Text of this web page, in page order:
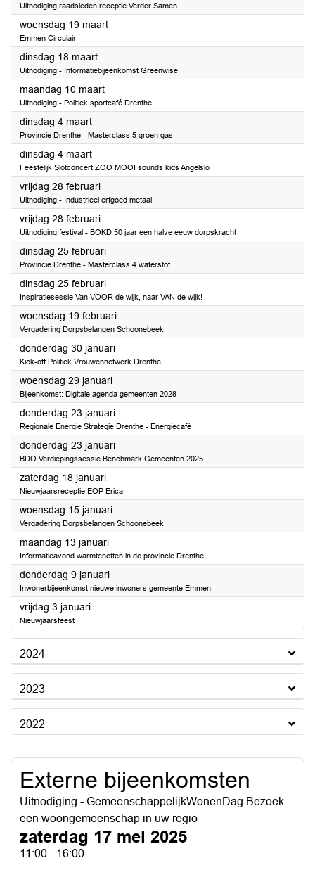
Uitnodiging raadsleden receptie Verder Samen
woensdag 19 maart2025
Emmen Circulair
dinsdag 18 maart2025
Uitnodiging - Informatiebijeenkomst Greenwise
maandag 10 maart2025
Uitnodiging - Politiek sportcafé Drenthe
dinsdag 4 maart2025
Provincie Drenthe - Masterclass 5 groen gas
dinsdag 4 maart2025
Feestelijk Slotconcert ZOO MOOI sounds kids Angelslo
vrijdag 28 februari2025
Uitnodiging - Industrieel erfgoed metaal
vrijdag 28 februari2025
Uitnodiging festival - BOKD 50 jaar een halve eeuw dorpskracht
dinsdag 25 februari2025
Provincie Drenthe - Masterclass 4 waterstof
dinsdag 25 februari2025
Inspiratiesessie Van VOOR de wijk, naar VAN de wijk!
woensdag 19 februari2025
Vergadering Dorpsbelangen Schoonebeek
donderdag 30 januari2025
Kick-off Politiek Vrouwennetwerk Drenthe
woensdag 29 januari2025
Bijeenkomst: Digitale agenda gemeenten 2028
donderdag 23 januari2025
Regionale Energie Strategie Drenthe - Energiecafé
donderdag 23 januari2025
BDO Verdiepingssessie Benchmark Gemeenten 2025
zaterdag 18 januari2025
Nieuwjaarsreceptie EOP Erica
woensdag 15 januari2025
Vergadering Dorpsbelangen Schoonebeek
maandag 13 januari2025
Informatieavond warmtenetten in de provincie Drenthe
donderdag 9 januari2025
Inwonerbijeenkomst nieuwe inwoners gemeente Emmen
vrijdag 3 januari2025
Nieuwjaarsfeest
2024
2023
2022
Externe bijeenkomsten
Uitnodiging - GemeenschappelijkWonenDag Bezoek
een woongemeenschap in uw regio
zaterdag 17 mei 2025
11:00 - 16:00